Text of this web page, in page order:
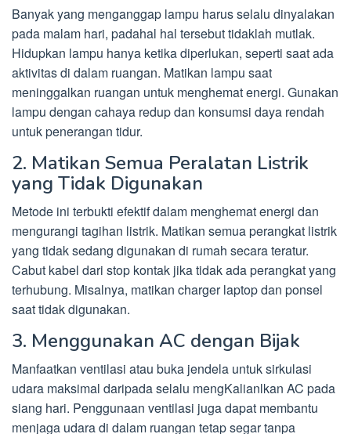
Banyak yang menganggap lampu harus selalu dinyalakan
pada malam hari, padahal hal tersebut tidaklah mutlak.
Hidupkan lampu hanya ketika diperlukan, seperti saat ada
aktivitas di dalam ruangan. Matikan lampu saat
meninggalkan ruangan untuk menghemat energi. Gunakan
lampu dengan cahaya redup dan konsumsi daya rendah
untuk penerangan tidur.
2. Matikan Semua Peralatan Listrik
yang Tidak Digunakan
Metode ini terbukti efektif dalam menghemat energi dan
mengurangi tagihan listrik. Matikan semua perangkat listrik
yang tidak sedang digunakan di rumah secara teratur.
Cabut kabel dari stop kontak jika tidak ada perangkat yang
terhubung. Misalnya, matikan charger laptop dan ponsel
saat tidak digunakan.
3. Menggunakan AC dengan Bijak
Manfaatkan ventilasi atau buka jendela untuk sirkulasi
udara maksimal daripada selalu mengKalianlkan AC pada
siang hari. Penggunaan ventilasi juga dapat membantu
menjaga udara di dalam ruangan tetap segar tanpa